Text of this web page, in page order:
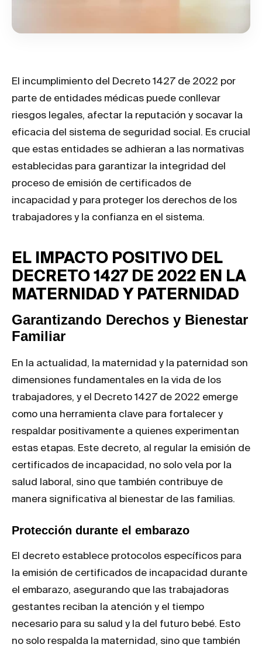
El incumplimiento del Decreto 1427 de 2022 por
parte de entidades médicas puede conllevar
riesgos legales, afectar la reputación y socavar la
eficacia del sistema de seguridad social. Es crucial
que estas entidades se adhieran a las normativas
establecidas para garantizar la integridad del
proceso de emisión de certificados de
incapacidad y para proteger los derechos de los
trabajadores y la confianza en el sistema.
EL IMPACTO POSITIVO DEL
DECRETO 1427 DE 2022 EN LA
MATERNIDAD Y PATERNIDAD
Garantizando Derechos y Bienestar
Familiar
En la actualidad, la maternidad y la paternidad son
dimensiones fundamentales en la vida de los
trabajadores, y el Decreto 1427 de 2022 emerge
como una herramienta clave para fortalecer y
respaldar positivamente a quienes experimentan
estas etapas. Este decreto, al regular la emisión de
certificados de incapacidad, no solo vela por la
salud laboral, sino que también contribuye de
manera significativa al bienestar de las familias.
Protección durante el embarazo
El decreto establece protocolos específicos para
la emisión de certificados de incapacidad durante
el embarazo, asegurando que las trabajadoras
gestantes reciban la atención y el tiempo
necesario para su salud y la del futuro bebé. Esto
no solo respalda la maternidad, sino que también